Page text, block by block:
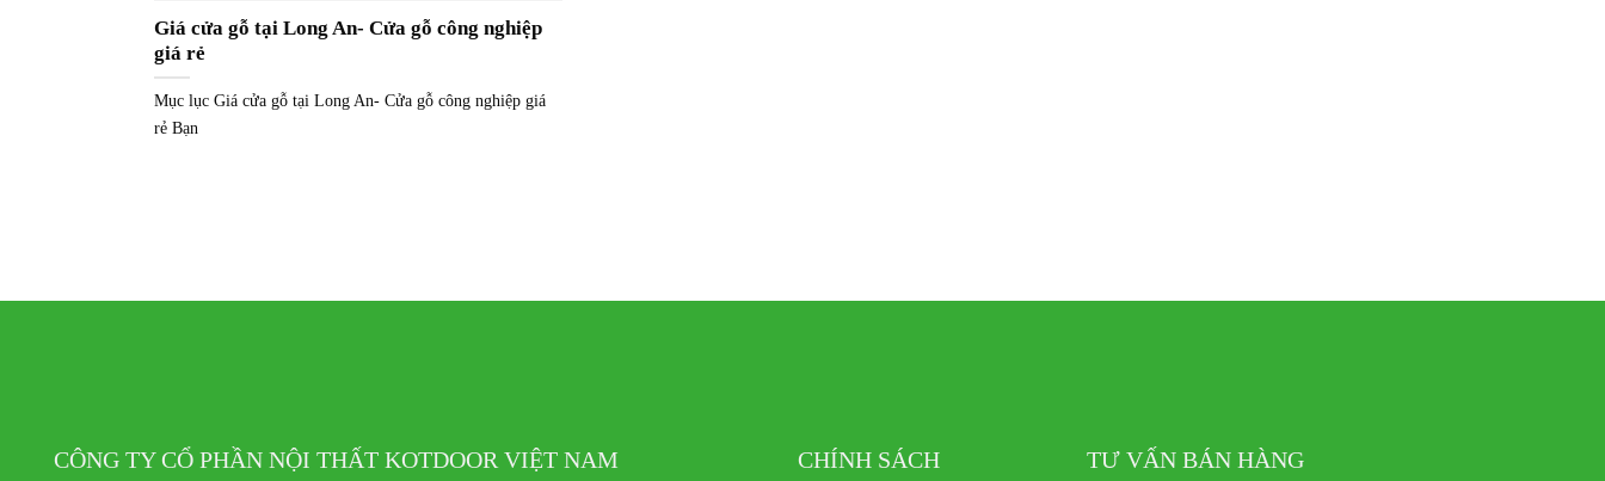
Giá cửa gỗ tại Long An- Cửa gỗ công nghiệp
giá rẻ
Mục lục Giá cửa gỗ tại Long An- Cửa gỗ công nghiệp giá
rẻ Bạn
CÔNG TY CỔ PHẦN NỘI THẤT KOTDOOR VIỆT NAM CHÍNH SÁCH TƯ VẤN BÁN HÀNG